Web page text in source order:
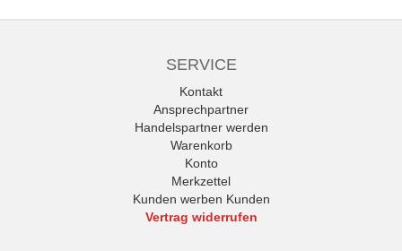
SERVICE
Kontakt
Ansprechpartner
Handelspartner werden
Warenkorb
Konto
Merkzettel
Kunden werben Kunden
Vertrag widerrufen